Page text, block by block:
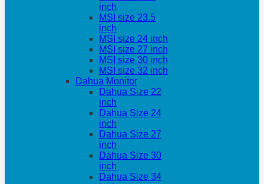
inch
MSI size 23.5
inch
MSI size 24 inch
MSI size 27 inch
MSI size 30 inch
MSI size 32 inch
Dahua Monitor
Dahua Size 22
inch
Dahua Size 24
inch
Dahua Size 27
inch
Dahua Size 30
inch
Dahua Size 34